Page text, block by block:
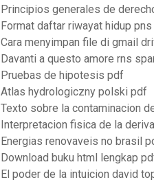
Principios generales de
Format daftar riwayat hidup pns
Cara menyimpan file di gmail
Davanti a questo amore rns
Pruebas de hipotesis pdf
Atlas hydrologiczny polski pdf
Texto sobre la contaminacion
Interpretacion fisica de la
Energias renovaveis no brasil
Download buku html lengkap
El poder de la intuicion david